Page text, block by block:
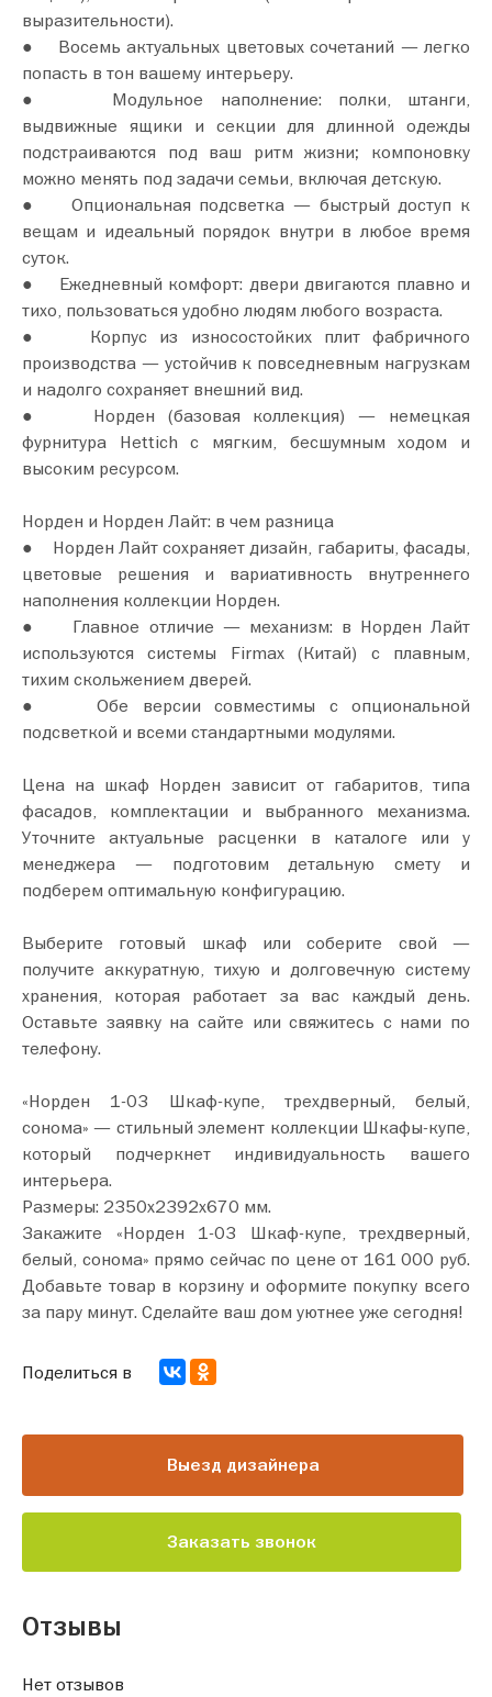
выразительности).
● Восемь актуальных цветовых сочетаний — легко
попасть в тон вашему интерьеру.
● Модульное наполнение: полки, штанги,
выдвижные ящики и секции для длинной одежды
подстраиваются под ваш ритм жизни; компоновку
можно менять под задачи семьи, включая детскую.
● Опциональная подсветка — быстрый доступ к
вещам и идеальный порядок внутри в любое время
суток.
● Ежедневный комфорт: двери двигаются плавно и
тихо, пользоваться удобно людям любого возраста.
● Корпус из износостойких плит фабричного
производства — устойчив к повседневным нагрузкам
и надолго сохраняет внешний вид.
● Норден (базовая коллекция) — немецкая
фурнитура Hettich с мягким, бесшумным ходом и
высоким ресурсом.
Норден и Норден Лайт: в чем разница
● Норден Лайт сохраняет дизайн, габариты, фасады,
цветовые решения и вариативность внутреннего
наполнения коллекции Норден.
● Главное отличие — механизм: в Норден Лайт
используются системы Firmax (Китай) с плавным,
тихим скольжением дверей.
● Обе версии совместимы с опциональной
подсветкой и всеми стандартными модулями.
Цена на шкаф Норден зависит от габаритов, типа
фасадов, комплектации и выбранного механизма.
Уточните актуальные расценки в каталоге или у
менеджера — подготовим детальную смету и
подберем оптимальную конфигурацию.
Выберите готовый шкаф или соберите свой —
получите аккуратную, тихую и долговечную систему
хранения, которая работает за вас каждый день.
Оставьте заявку на сайте или свяжитесь с нами по
телефону.
«Норден 1-03 Шкаф-купе, трехдверный, белый,
сонома» — стильный элемент коллекции Шкафы-купе,
который подчеркнет индивидуальность вашего
интерьера.
Размеры: 2350х2392х670 мм.
Закажите «Норден 1-03 Шкаф-купе, трехдверный,
белый, сонома» прямо сейчас по цене от 161 000 руб.
Добавьте товар в корзину и оформите покупку всего
за пару минут. Сделайте ваш дом уютнее уже сегодня!
Выезд дизайнера
Заказать звонок
Поделиться в
Отзывы
Нет отзывов